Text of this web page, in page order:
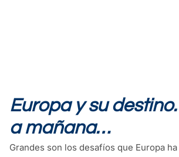
Europa y su
a mañana…
Grandes son los desafíos que Europa